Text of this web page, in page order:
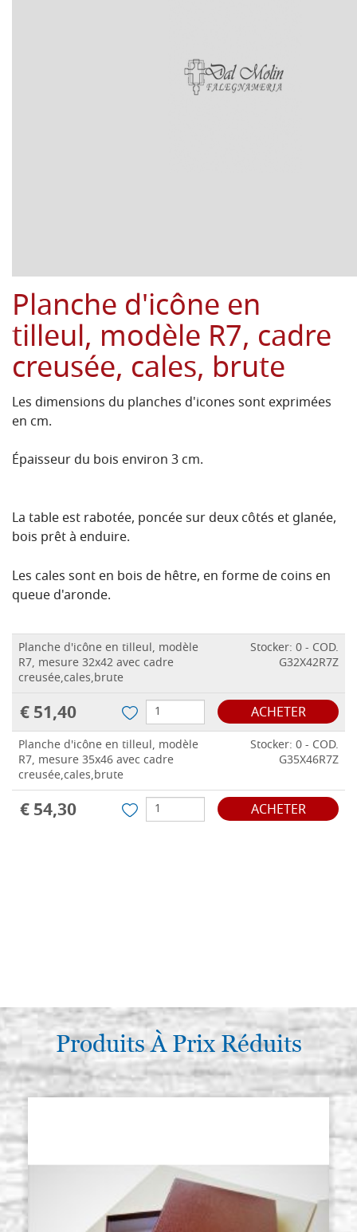
Planche d'icône en
tilleul, modèle R7, cadre
creusée, cales, brute
Les dimensions du planches d'icones sont exprimées
en cm.
Épaisseur du bois environ 3 cm.
La table est rabotée, poncée sur deux côtés et glanée,
bois prêt à enduire.
Les cales sont en bois de hêtre, en forme de coins en
queue d'aronde.
Planche d'icône en tilleul, modèle
R7, mesure 32x42 avec cadre
creusée,cales,brute
Stocker: 0 - COD.
G32X42R7Z
€ 51,40 ACHETER
Planche d'icône en tilleul, modèle
R7, mesure 35x46 avec cadre
creusée,cales,brute
Stocker: 0 - COD.
G35X46R7Z
€ 54,30 ACHETER
Produits À Prix Réduits